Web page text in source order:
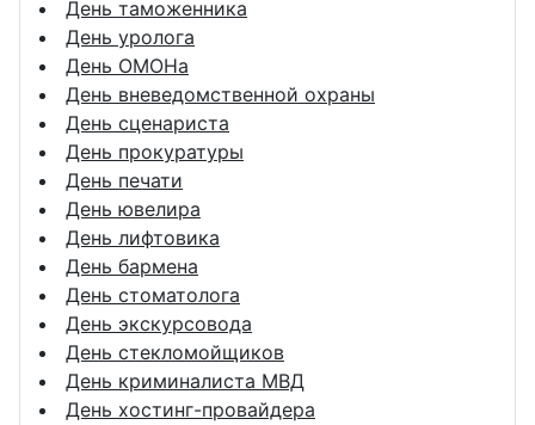
День таможенника
День уролога
День ОМОНа
День вневедомственной охраны
День сценариста
День прокуратуры
День печати
День ювелира
День лифтовика
День бармена
День стоматолога
День экскурсовода
День стекломойщиков
День криминалиста МВД
День хостинг-провайдера